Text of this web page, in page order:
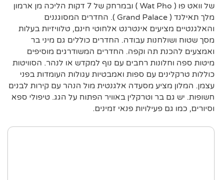
של וואט פו ( Wat Pho ) ובמרחק של 7 דקות הליכה מן ארמון
מלך תאילנד ( Grand Palace ). החדרים המסוגננים
והאלגנטיים מציעים אינטרנט אלחוטי חינם, טלוויזיות בעלות
מסך שטוח ושולחנות עבודה. החדרים כוללים גם מיני בר
ואמצעים להכנת תה וקפה. החדרים המשודרגים מוסיפים
מיטות ספה וחלונות רחבים עם נוף למקדש או לנהר. הסוויטות
כוללות טרקלינים עם ספות ואמבטיות עגולות העומדות בפני
עצמן. המלון מציע מסעדה אלגנטית מול הנהר עם קירות לבנים
חשופות. יש גם בר וטרקלין באוויר הפתוח על הגג. טיפולי ספא
וסיורים, כמו גם פעילויות פנאי זמינים.